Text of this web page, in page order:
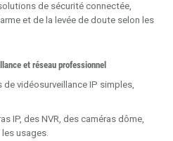
de sécurité connectée,
et de la levée de doute selon les
et réseau professionnel
vidéosurveillance IP simples,
IP, des NVR, des caméras dôme,
usages.